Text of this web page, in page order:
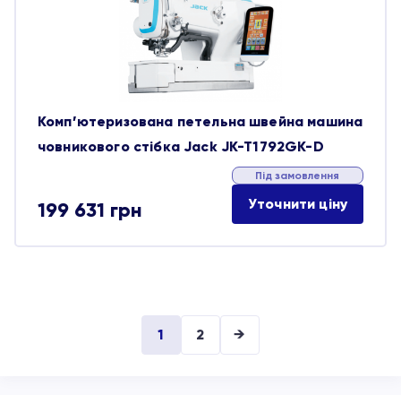
Комп’ютеризована петельна швейна машина
човникового стібка Jack JK-T1792GK-D
199 631 грн
Під замовлення
Уточнити ціну
1 2 →